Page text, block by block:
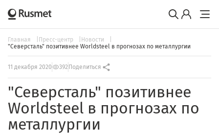
Главная Пресс-центр
Новости
"Северсталь" позитивнее Worldsteel в прогнозах по металлургии
11 декабря 2020 392 Поделиться
"Северсталь" позитивнее
Worldsteel в прогнозах по
металлургии